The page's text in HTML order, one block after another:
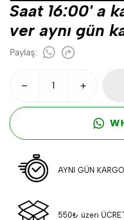
Saat 16:00' a
ver aynı gün
Paylaş:
AYNI GÜN KARGO
550₺ üzeri